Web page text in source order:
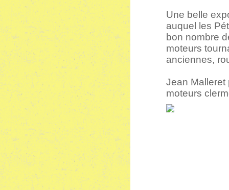
Une belle
auquel les
bon nombre
moteurs
anciennes,
Jean Malleret
moteurs